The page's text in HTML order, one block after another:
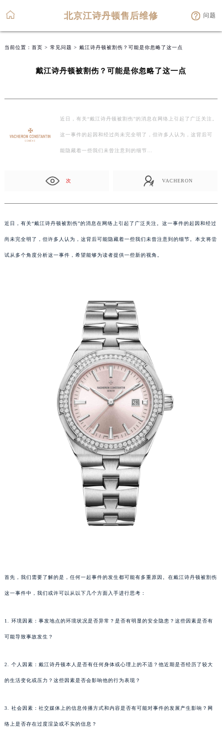
北京江诗丹顿售后维修 问题
当前位置： 首页 > 常见问题 > 戴江诗丹顿被割伤？可能是你忽略了这一点
戴江诗丹顿被割伤？可能是你忽略了这一点
近日，有关“戴江诗丹顿被割伤”的消息在网络上引起了广泛关注。
这一事件的起因和经过尚未完全明了，但许多人认为，这背后可
能隐藏着一些我们未曾注意到的细节…
次 VACHERON
近日，有关“戴江诗丹顿被割伤”的消息在网络上引起了广泛关注。这一事件的起因和经过
尚未完全明了，但许多人认为，这背后可能隐藏着一些我们未曾注意到的细节。本文将尝
试从多个角度分析这一事件，希望能够为读者提供一些新的视角。
首先，我们需要了解的是，任何一起事件的发生都可能有多重原因。在戴江诗丹顿被割伤
这一事件中，我们或许可以从以下几个方面入手进行思考：
1. 环境因素：事发地点的环境状况是否异常？是否有明显的安全隐患？这些因素是否有
可能导致事故发生？
2. 个人因素：戴江诗丹顿本人是否有任何身体或心理上的不适？他近期是否经历了较大
的生活变化或压力？这些因素是否会影响他的行为表现？
3. 社会因素：社交媒体上的信息传播方式和内容是否有可能对事件的发展产生影响？网
络上是否存在过度渲染或不实的信息？